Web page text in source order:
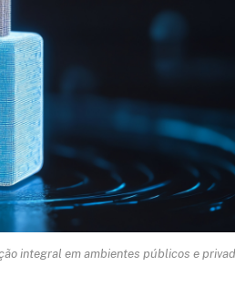
integral em ambientes públicos e